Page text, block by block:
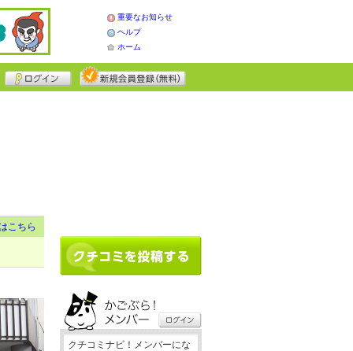
重要なお知らせ
ヘルプ
ホーム
こちら
クチコミナビ！メンバーにな